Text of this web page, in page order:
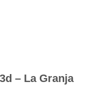
– La Granja